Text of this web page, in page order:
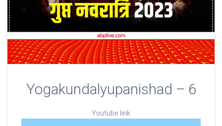
Yogakundalyupanishad – 6
Youtube link